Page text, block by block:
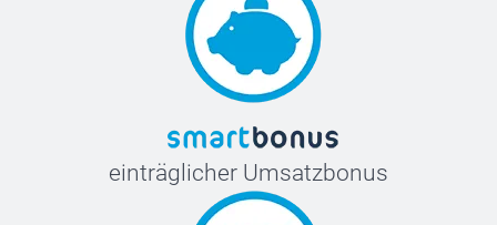
einträglicher Umsatzbonus